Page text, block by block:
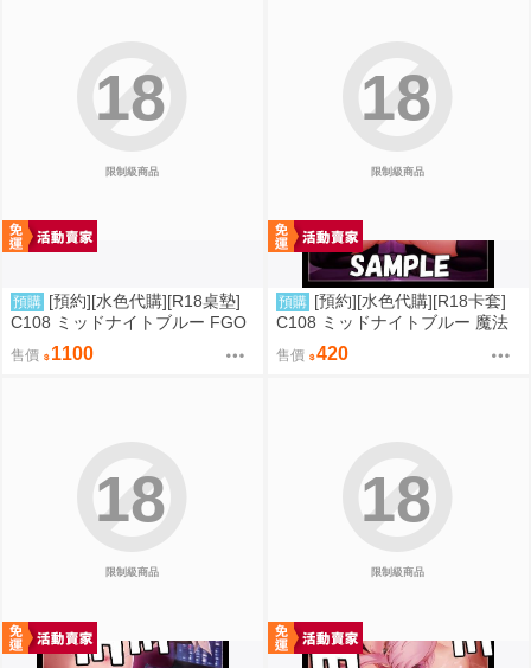
限制級商品
18
預購 [預約][水色代購][R18桌墊]
C108 ミッドナイトブルー FGO
BB 露點ver
售價 1100
限制級商品
18
預購 [預約][水色代購][R18卡套]
C108 ミッドナイトブルー 魔法
少女 美遊 M字腿
售價 420
限制級商品
18
限制級商品
18